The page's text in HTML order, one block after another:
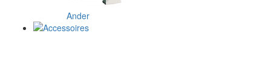
Ander